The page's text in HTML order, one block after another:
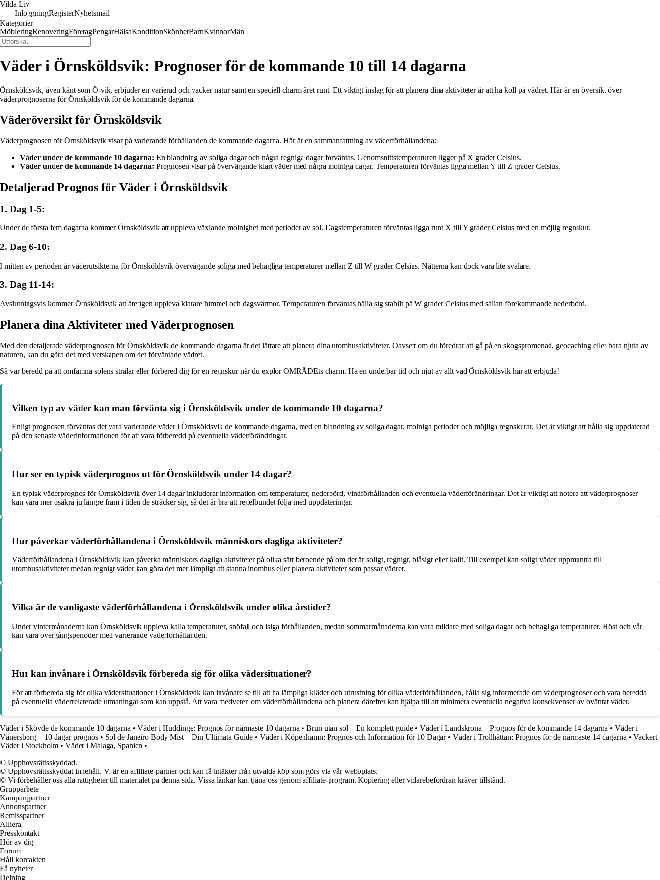
Vilda Liv
InloggningRegisterNyhetsmail
Kategorier
MöbleringRenoveringFöretagPengarHälsaKonditionSkönhetBarnKvinnorMän
Väder i Örnsköldsvik: Prognoser för de kommande 10 till 14 dagarna
Örnsköldsvik, även känt som Ö-vik, erbjuder en varierad och vacker natur samt en speciell charm året runt. Ett viktigt inslag för att planera dina aktiviteter är att ha koll på vädret. Här är en översikt över
väderprognoserna för Örnsköldsvik för de kommande dagarna.
Väderöversikt för Örnsköldsvik
Väderprognosen för Örnsköldsvik visar på varierande förhållanden de kommande dagarna. Här är en sammanfattning av väderförhållandena:
Väder under de kommande 10 dagarna: En blandning av soliga dagar och några regniga dagar förväntas. Genomsnittstemperaturen ligger på X grader Celsius.
Väder under de kommande 14 dagarna: Prognosen visar på övervägande klart väder med några molniga dagar. Temperaturen förväntas ligga mellan Y till Z grader Celsius.
Detaljerad Prognos för Väder i Örnsköldsvik
1. Dag 1-5:
Under de första fem dagarna kommer Örnsköldsvik att uppleva växlande molnighet med perioder av sol. Dagstemperaturen förväntas ligga runt X till Y grader Celsius med en möjlig regnskur.
2. Dag 6-10:
I mitten av perioden är väderutsikterna för Örnsköldsvik övervägande soliga med behagliga temperaturer mellan Z till W grader Celsius. Nätterna kan dock vara lite svalare.
3. Dag 11-14:
Avslutningsvis kommer Örnsköldsvik att återigen uppleva klarare himmel och dagsvärmor. Temperaturen förväntas hålla sig stabilt på W grader Celsius med sällan förekommande nederbörd.
Planera dina Aktiviteter med Väderprognosen
Med den detaljerade väderprognosen för Örnsköldsvik de kommande dagarna är det lättare att planera dina utomhusaktiviteter. Oavsett om du föredrar att gå på en skogspromenad, geocaching eller bara njuta av
naturen, kan du göra det med vetskapen om det förväntade vädret.
Så var beredd på att omfamna solens strålar eller förbered dig för en regnskur när du explor OMRÅDEts charm. Ha en underbar tid och njut av allt vad Örnsköldsvik har att erbjuda!
Vilken typ av väder kan man förvänta sig i Örnsköldsvik under de kommande 10 dagarna?
Enligt prognosen förväntas det vara varierande väder i Örnsköldsvik de kommande dagarna, med en blandning av soliga dagar, molniga perioder och möjliga regnskurar. Det är viktigt att hålla sig uppdaterad
på den senaste väderinformationen för att vara förberedd på eventuella väderförändringar.
Hur ser en typisk väderprognos ut för Örnsköldsvik under 14 dagar?
En typisk väderprognos för Örnsköldsvik över 14 dagar inkluderar information om temperaturer, nederbörd, vindförhållanden och eventuella väderförändringar. Det är viktigt att notera att väderprognoser
kan vara mer osäkra ju längre fram i tiden de sträcker sig, så det är bra att regelbundet följa med uppdateringar.
Hur påverkar väderförhållandena i Örnsköldsvik människors dagliga aktiviteter?
Väderförhållandena i Örnsköldsvik kan påverka människors dagliga aktiviteter på olika sätt beroende på om det är soligt, regnigt, blåsigt eller kallt. Till exempel kan soligt väder uppmuntra till
utomhusaktiviteter medan regnigt väder kan göra det mer lämpligt att stanna inomhus eller planera aktiviteter som passar vädret.
Vilka är de vanligaste väderförhållandena i Örnsköldsvik under olika årstider?
Under vintermånaderna kan Örnsköldsvik uppleva kalla temperaturer, snöfall och isiga förhållanden, medan sommarmånaderna kan vara mildare med soliga dagar och behagliga temperaturer. Höst och vår
kan vara övergångsperioder med varierande väderförhållanden.
Hur kan invånare i Örnsköldsvik förbereda sig för olika vädersituationer?
För att förbereda sig för olika vädersituationer i Örnsköldsvik kan invånare se till att ha lämpliga kläder och utrustning för olika väderförhållanden, hålla sig informerade om väderprognoser och vara beredda
på eventuella väderrelaterade utmaningar som kan uppstå. Att vara medveten om väderförhållandena och planera därefter kan hjälpa till att minimera eventuella negativa konsekvenser av oväntat väder.
Väder i Skövde de kommande 10 dagarna • Väder i Huddinge: Prognos för närmaste 10 dagarna • Brun utan sol – En komplett guide • Väder i Landskrona – Prognos för de kommande 14 dagarna • Väder i
Vänersborg – 10 dagar prognos • Sol de Janeiro Body Mist – Din Ultimata Guide • Väder i Köpenhamn: Prognos och Information för 10 Dagar• Väder i Trollhättan: Prognos för de närmaste 14 dagarna • Vackert
Väder i Stockholm • Väder i Málaga, Spanien •
© Upphovsrättsskyddad.
© Upphovsrättsskyddat innehåll. Vi är en affiliate-partner och kan få intäkter från utvalda köp som görs via vår webbplats.
© Vi förbehåller oss alla rättigheter till materialet på denna sida. Vissa länkar kan tjäna oss genom affiliate-program. Kopiering eller vidarebefordran kräver tillstånd.
Grupparbete
Kampanjpartner
Annonspartner
Remisspartner
Alliera
Presskontakt
Hör av dig
Forum
Håll kontakten
Få nyheter
Delning